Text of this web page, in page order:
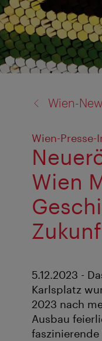
Wien-
Wien-
Wien
5.12.2023 -
Karlsplatz
2023 nach
Ausbau
faszinierende